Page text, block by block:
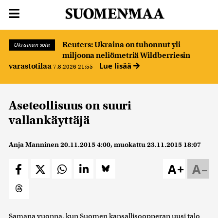
Ukrainan sota
Reuters: Ukraina on tuhonnut yli
miljoona neliömetriä Wildberriesin
varastotilaa 7.8.2026 21:55 Lue lisää
Aseteollisuus on suuri
vallankäyttäjä
Anja Manninen20.11.2015 4:00, muokattu23.11.2015 18:07
A–
A+
Samana vuonna, kun Suomen kansallisoopperan uusi talo